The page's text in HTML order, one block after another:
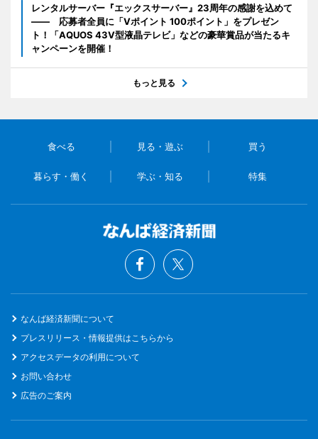
レンタルサーバー『エックスサーバー』23周年の感謝を込めて
―― 応募者全員に「Vポイント 100ポイント」をプレゼン
ト！「AQUOS 43V型液晶テレビ」などの豪華賞品が当たるキ
ャンペーンを開催！
もっと見る
食べる 見る・遊ぶ 買う
暮らす・働く 学ぶ・知る 特集
なんば経済新聞について
プレスリリース・情報提供はこちらから
アクセスデータの利用について
お問い合わせ
広告のご案内